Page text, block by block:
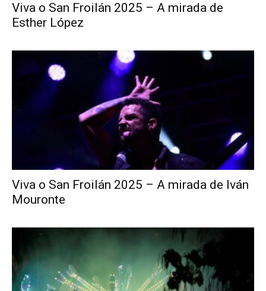
Viva o San Froilán 2025 – A mirada de
Esther López
Viva o San Froilán 2025 – A mirada de Iván
Mouronte